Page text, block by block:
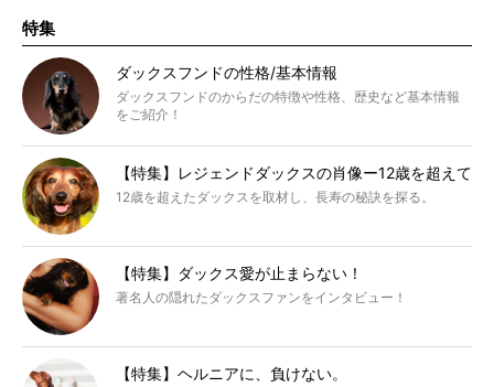
特集
ダックスフンドの性格/基本情報
ダックスフンドのからだの特徴や性格、歴史など基本情報
をご紹介！
【特集】レジェンドダックスの肖像ー12歳を超えて
12歳を超えたダックスを取材し、長寿の秘訣を探る。
【特集】ダックス愛が止まらない！
著名人の隠れたダックスファンをインタビュー！
【特集】ヘルニアに、負けない。